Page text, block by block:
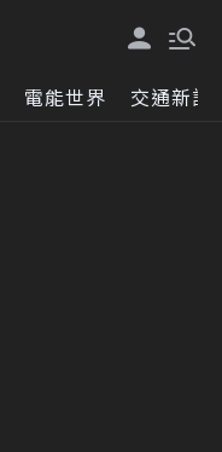
電能世界 交通新訊